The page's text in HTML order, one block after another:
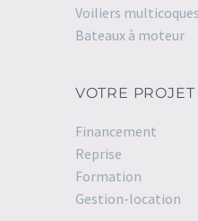
Voiliers multicoques
Bateaux à moteur
VOTRE PROJET
Financement
Reprise
Formation
Gestion-location